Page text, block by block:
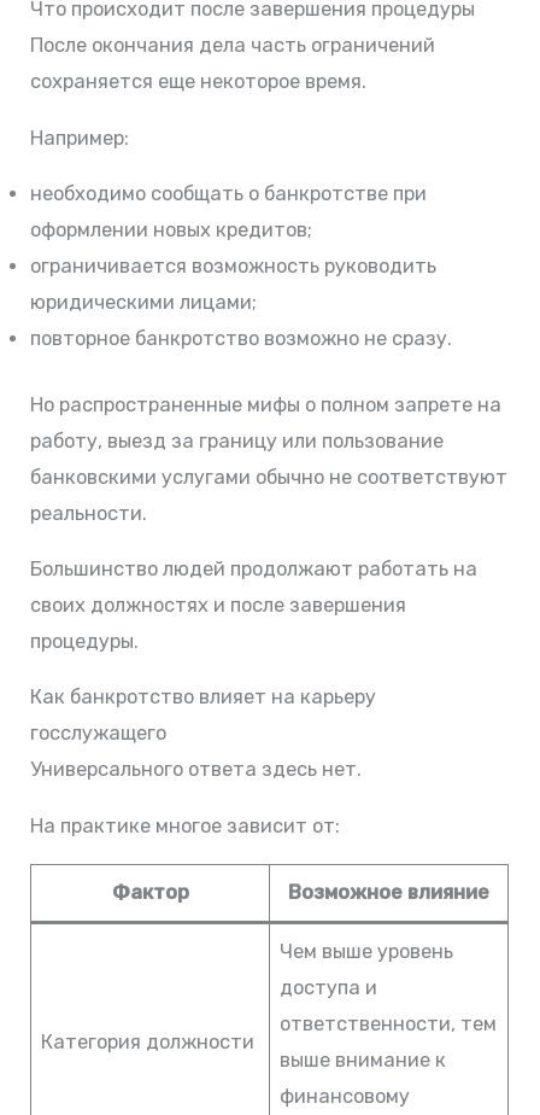
Что происходит после завершения процедуры
После окончания дела часть ограничений
сохраняется еще некоторое время.
Например:
необходимо сообщать о банкротстве при
оформлении новых кредитов;
ограничивается возможность руководить
юридическими лицами;
повторное банкротство возможно не сразу.
Но распространенные мифы о полном запрете на
работу, выезд за границу или пользование
банковскими услугами обычно не соответствуют
реальности.
Большинство людей продолжают работать на
своих должностях и после завершения
процедуры.
Как банкротство влияет на карьеру
госслужащего
Универсального ответа здесь нет.
На практике многое зависит от:
Фактор Возможное влияние
Категория должности
Чем выше уровень
доступа и
ответственности, тем
выше внимание к
финансовому